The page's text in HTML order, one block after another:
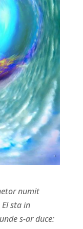
numit
sta in
s-ar duce: